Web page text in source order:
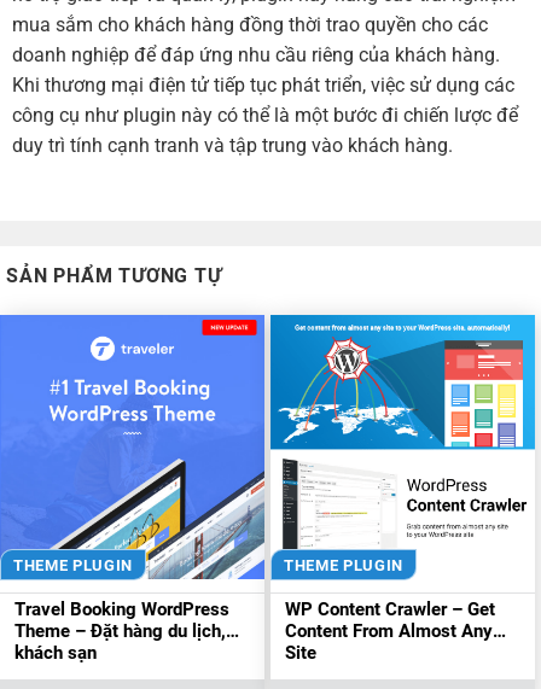
mua sắm cho khách hàng đồng thời trao quyền cho các
doanh nghiệp để đáp ứng nhu cầu riêng của khách hàng.
Khi thương mại điện tử tiếp tục phát triển, việc sử dụng các
công cụ như plugin này có thể là một bước đi chiến lược để
duy trì tính cạnh tranh và tập trung vào khách hàng.
SẢN PHẨM TƯƠNG TỰ
THEME PLUGIN
Travel Booking WordPress
Theme – Đặt hàng du lịch,
khách sạn
THEME PLUGIN
WP Content Crawler – Get
Content From Almost Any
Site